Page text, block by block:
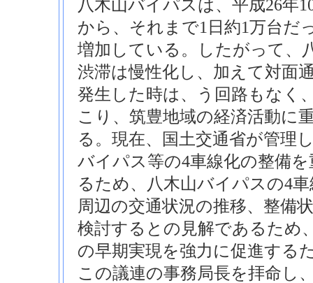
八木山バイパスは、平成26年
から、それまで1日約1万台だ
増加している。したがって、
渋滞は慢性化し、加えて対面
発生した時は、う回路もなく
こり、筑豊地域の経済活動に
る。現在、国土交通省が管理
バイパス等の4車線化の整備
るため、八木山バイパスの4
周辺の交通状況の推移、整備
検討するとの見解であるため
の早期実現を強力に促進する
この議連の事務局長を拝命し